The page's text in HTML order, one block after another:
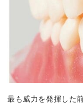
最も威力を発揮した